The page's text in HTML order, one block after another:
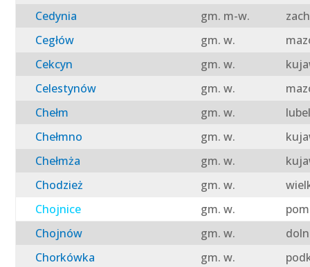
Cedynia
gm. m-w.
Cegłów
gm. w.
Cekcyn
gm. w.
Celestynów
gm. w.
Chełm
gm. w.
Chełmno
gm. w.
Chełmża
gm. w.
Chodzież
gm. w.
Chojnice
gm. w.
Chojnów
gm. w.
Chorkówka
gm. w.